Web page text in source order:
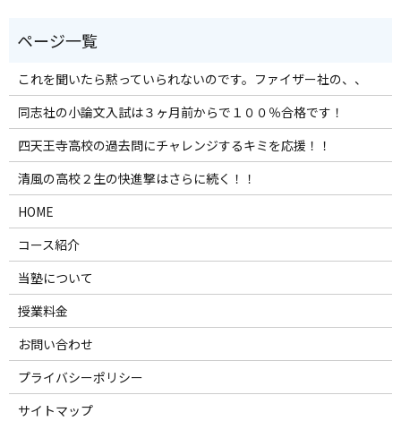
これを聞いたら黙っていられないのです。ファイザー社の、、
同志社の小論文入試は３ヶ月前からで１００％合格です！
四天王寺高校の過去問にチャレンジするキミを応援！！
清風の高校２生の快進撃はさらに続く！！
HOME
コース紹介
当塾について
授業料金
お問い合わせ
プライバシーポリシー
サイトマップ